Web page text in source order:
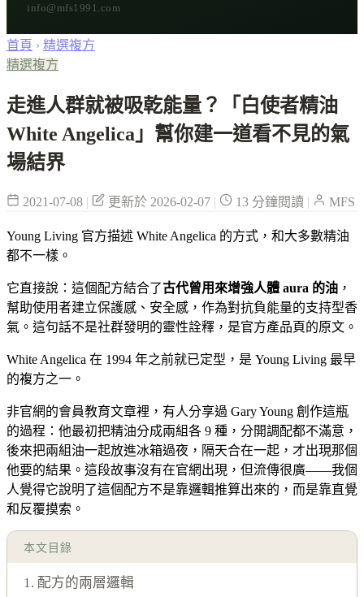
info@mfs1991.com
首頁 › 精選複方
精選複方
走進人群就被吸乾能量？「白使者精油
White Angelica」幫你建一道看不見的氣
場結界
2021-07-08 | 更新於 2026-02-07 | 13 分鐘閱讀 | MFS
Young Living 官方描述 White Angelica 的方式，和大多數精油
都不一樣。
它直接說：這個配方結合了古代曾用來增強人體 aura 的油 ，
幫助使用者建立保護感、安全感，作為對抗負能量的支持型香
氣。這句話不是社群發明的靈性詮釋，是官方產品頁的原文。
White Angelica 在 1994 年之前就已定型，是 Young Living 最早
的複方之一。
非官網的會員教育文章裡，有人分享過 Gary Young 創作這瓶
的過程：他最初把精油分成兩組各 9 種，分開調配都不滿意，
後來把兩組油一起放進冰箱過夜，隔天合在一起，才出現那個
他要的結果。這段故事沒有在官網出現，但流傳很廣——我個
人覺得它說明了這個配方不是靠邏輯推算出來的，而是靠直覺
和反覆摸索。
本文目錄
1. 配方的兩層邏輯